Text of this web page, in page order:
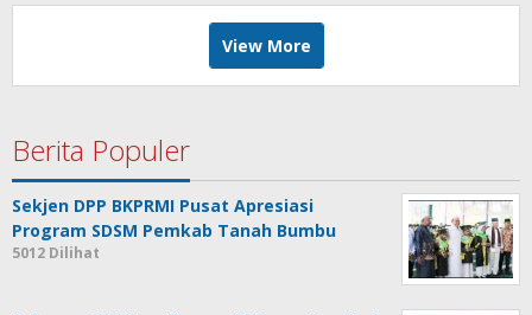
View More
Berita Populer
Sekjen DPP BKPRMI Pusat Apresiasi
Program SDSM Pemkab Tanah Bumbu
5012 Dilihat